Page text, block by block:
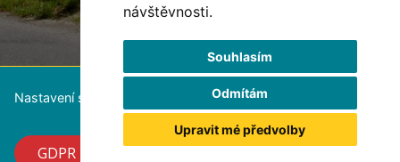
návštěvnosti.
Souhlasím
Odmítám
Upravit mé předvolby
Nastavení souborů cookie
GDPR